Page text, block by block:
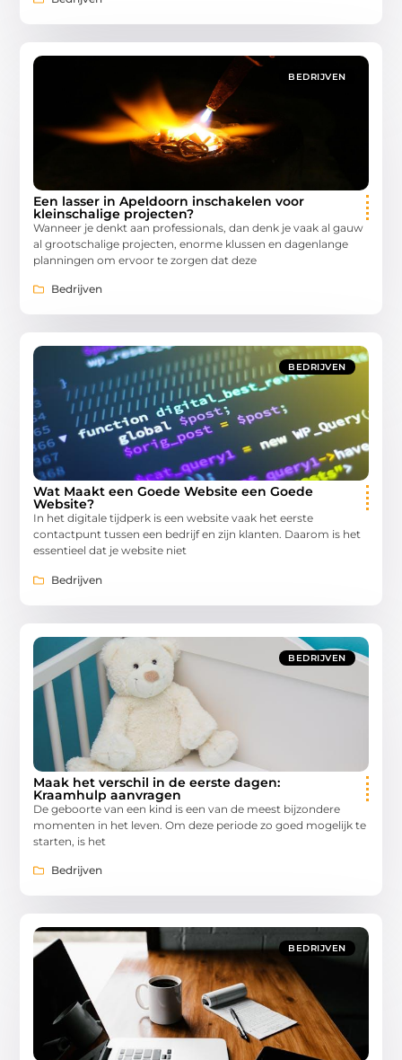
BEDRIJVEN
Een lasser in Apeldoorn inschakelen voor
kleinschalige projecten?
Wanneer je denkt aan professionals, dan denk je vaak al gauw
al grootschalige projecten, enorme klussen en dagenlange
planningen om ervoor te zorgen dat deze
Bedrijven
BEDRIJVEN
Wat Maakt een Goede Website een Goede
Website?
In het digitale tijdperk is een website vaak het eerste
contactpunt tussen een bedrijf en zijn klanten. Daarom is het
essentieel dat je website niet
Bedrijven
BEDRIJVEN
Maak het verschil in de eerste dagen:
Kraamhulp aanvragen
De geboorte van een kind is een van de meest bijzondere
momenten in het leven. Om deze periode zo goed mogelijk te
starten, is het
Bedrijven
BEDRIJVEN